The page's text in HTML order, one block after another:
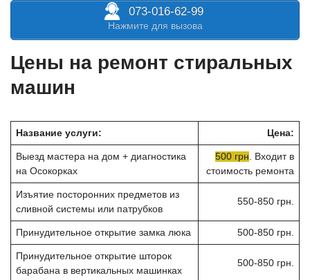
073-016-62-99
Нажмите для вызова
Цены на ремонт стиральных
машин
Название услуги: Цена:
Выезд мастера на дом + диагностика
на Осокорках
500 грн . Входит в
стоимость ремонта
Изъятие посторонних предметов из
сливной системы или патрубков
550-850 грн.
Принудительное открытие замка люка 500-850 грн.
Принудительное открытие шторок
барабана в вертикальных машинках
500-850 грн.